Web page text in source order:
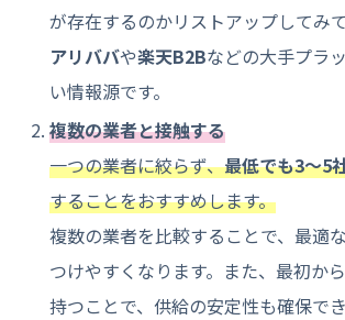
が存在するのかリストアップしてみ
アリババや楽天B2Bなどの大手プラ
い情報源です。
複数の業者と接触する
一つの業者に絞らず、最低でも3〜5
することをおすすめします。
複数の業者を比較することで、最適
つけやすくなります。また、最初か
持つことで、供給の安定性も確保でき